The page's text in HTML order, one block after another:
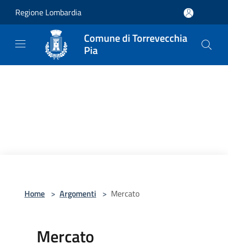
Regione Lombardia
Comune di Torrevecchia
Pia
Home > Argomenti > Mercato
Mercato